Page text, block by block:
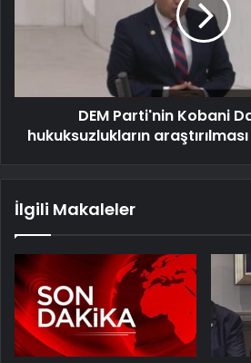
DEM Parti'nin Kobani
hukuksuzlukların
İlgili Makaleler